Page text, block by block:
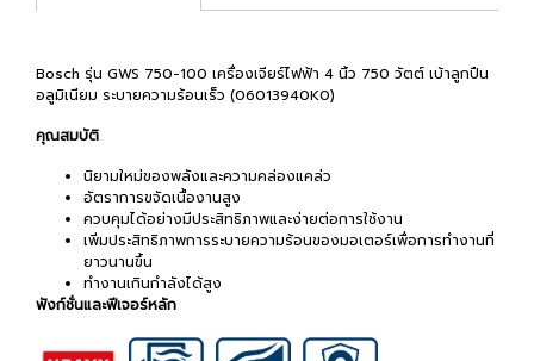
Bosch รุ่น GWS 750-100 เครื่องเจียร์ไฟฟ้า 4 นิ้ว 750 วัตต์ เบ้าลูกปืน
อลูมิเนียม ระบายความร้อนเร็ว (06013940K0)
คุณสมบัติ
นิยามใหม่ของพลังและความคล่องแคล่ว
อัตราการขจัดเนื้องานสูง
ควบคุมได้อย่างมีประสิทธิภาพและง่ายต่อการใช้งาน
เพิ่มประสิทธิภาพการระบายความร้อนของมอเตอร์เพื่อการทำงานที่
ยาวนานขึ้น
ทำงานเกินกำลังได้สูง
ฟังก์ชั่นและฟีเจอร์หลัก